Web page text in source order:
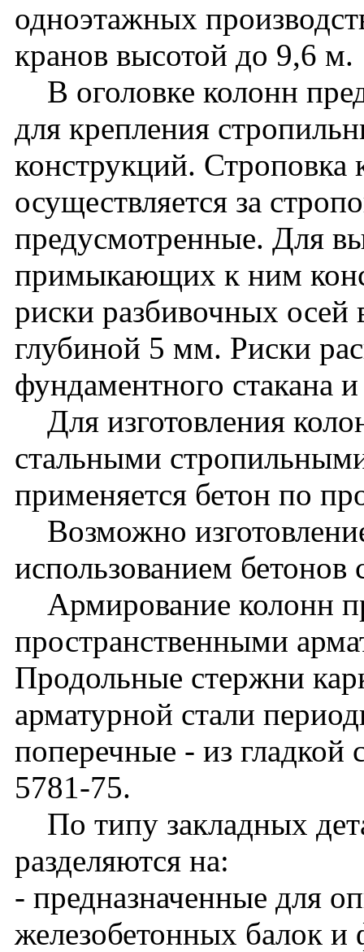
одноэтажных
кранов высотой до 9,6 м.
В оголовке колонн
для крепления
конструкций. Строповка
осуществляется за
предусмотренные. Для
примыкающих к ним
риски разбивочных осей
глубиной 5 мм. Риски
фундаментного стакана
Для изготовления
стальными
применяется бетон по
Возможно
использованием
Армирование колонн
пространственными
Продольные стержни
арматурной стали
поперечные - из
5781-75.
По типу закладных
разделяются на:
- предназначенные для
железобетонных балок